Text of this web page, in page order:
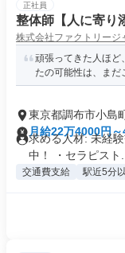
正社員
整体師【人に寄り
株式会社ファクトリージ
頑張ってきた人ほど
たの可能性は、まだ
東京都調布市小島
月給22万4000円～
求める人材: 未経
中！ ・セラピスト...
交通費支給 駅近5分